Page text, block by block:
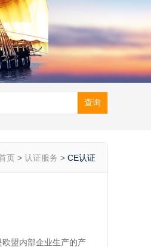
页 > 认证服务 > CE认证
欧盟内部企业生产的产